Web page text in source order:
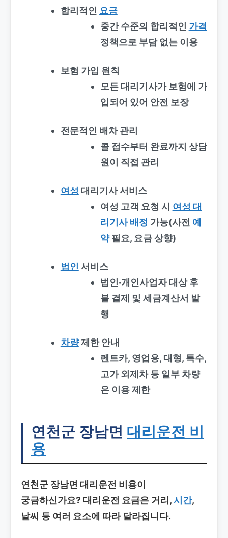
합리적인 요금
중간 수준의 합리적인 가격
정책으로 부담 없는 이용
보험 가입 원칙
모든 대리기사가 보험에 가
입되어 있어 안전 보장
전문적인 배차 관리
콜 접수부터 완료까지 상담
원이 직접 관리
여성 대리기사 서비스
여성 고객 요청 시 여성 대
리기사 배정 가능(사전 예
약필요, 요금 상향)
법인 서비스
법인·개인사업자 대상 후
불 결제 및 세금계산서 발
행
차량제한 안내
렌트카, 영업용, 대형, 특수,
고가 외제차 등 일부 차량
은 이용 제한
연천군 장남면 대리운전 비
용
연천군 장남면 대리운전 비용이
궁금하신가요? 대리운전 요금은 거리,시간,
날씨 등 여러 요소에 따라 달라집니다.